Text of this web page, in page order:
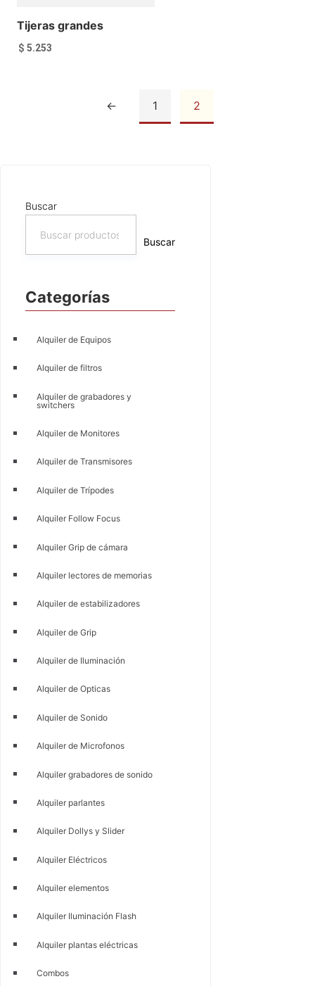
Buscar
Buscar
Categorías
Alquiler de Equipos
Alquiler de filtros
Alquiler de grabadores y
switchers
Alquiler de Monitores
Alquiler de Transmisores
Alquiler de Trípodes
Alquiler Follow Focus
Alquiler Grip de cámara
Alquiler lectores de memorias
Alquiler de estabilizadores
Alquiler de Grip
Alquiler de Iluminación
Alquiler de Opticas
Alquiler de Sonido
Alquiler de Microfonos
Alquiler grabadores de sonido
Alquiler parlantes
Alquiler Dollys y Slider
Alquiler Eléctricos
Alquiler elementos
Alquiler Iluminación Flash
Alquiler plantas eléctricas
Combos
Tijeras grandes
$ 5.253
← 1 2